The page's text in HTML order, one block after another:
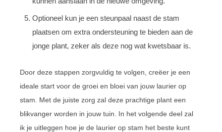
Optioneel kun je een steunpaal naast de stam
plaatsen om extra ondersteuning te bieden aan de
jonge plant, zeker als deze nog wat kwetsbaar is.
Door deze stappen zorgvuldig te volgen, creëer je een
ideale start voor de groei en bloei van jouw laurier op
stam. Met de juiste zorg zal deze prachtige plant een
blikvanger worden in jouw tuin. In het volgende deel zal
ik je uitleggen hoe je de laurier op stam het beste kunt